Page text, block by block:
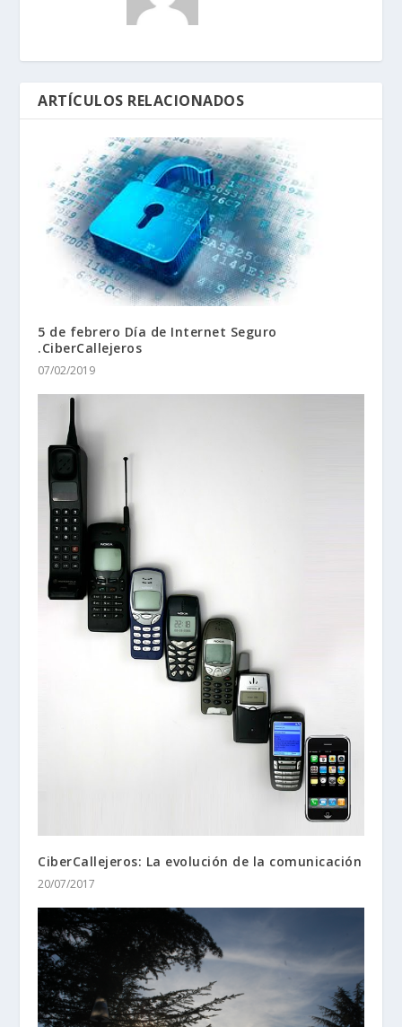
ARTÍCULOS RELACIONADOS
5 de febrero Día de Internet Seguro
.CiberCallejeros
07/02/2019
CiberCallejeros: La evolución de la comunicación
20/07/2017